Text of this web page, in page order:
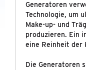
INDUSTRIE -
GASAUFBEREITUNG
MARKEN
Generatoren
Technologie, um
Make-up- und
produzieren. Ein
eine Reinheit der
Die Generatoren